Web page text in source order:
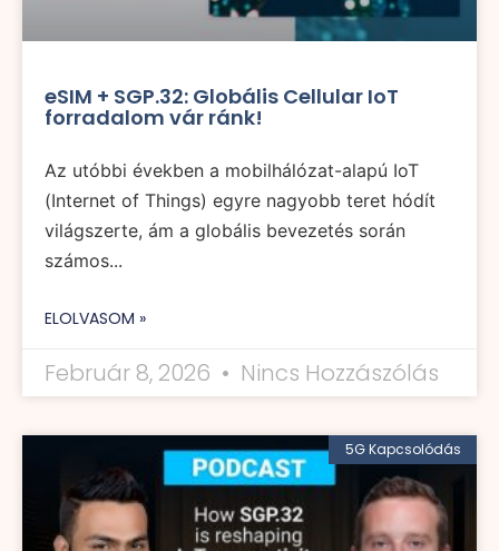
eSIM + SGP.32: Globális Cellular IoT
forradalom vár ránk!
Az utóbbi években a mobilhálózat-alapú IoT
(Internet of Things) egyre nagyobb teret hódít
világszerte, ám a globális bevezetés során
számos...
ELOLVASOM »
Február 8, 2026 Nincs Hozzászólás
5G Kapcsolódás